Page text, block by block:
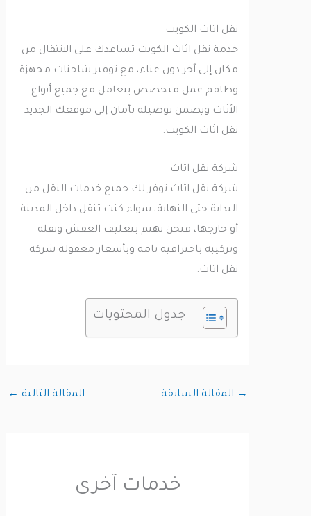
نقل اثاث الكويت
خدمة نقل اثاث الكويت تساعدك على الانتقال من
مكان إلى آخر دون عناء، مع توفير شاحنات مجهزة
وطاقم عمل متخصص يتعامل مع جميع أنواع
الأثاث ويضمن توصيله بأمان إلى موقعك الجديد
نقل اثاث الكويت.
شركة نقل اثاث
شركة نقل اثاث توفر لك جميع خدمات النقل من
البداية حتى النهاية، سواء كنت تنقل داخل المدينة
أو خارجها، فنحن نهتم بتغليف العفش ونقله
وتركيبه باحترافية تامة وبأسعار معقولة شركة
نقل اثاث.
جدول المحتويات
المقالة السابقة المقالة التالية←
خدمات آخرى